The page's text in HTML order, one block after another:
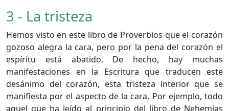
3 - La tristeza
Hemos visto en este libro de Proverbios que el corazón
gozoso alegra la cara, pero por la pena del corazón el
espíritu está abatido. De hecho, hay muchas
manifestaciones en la Escritura que traducen este
desánimo del corazón, esta tristeza interior que se
manifiesta por el aspecto de la cara. Por ejemplo, todo
aquel que ha leído al principio del libro de Nehemías